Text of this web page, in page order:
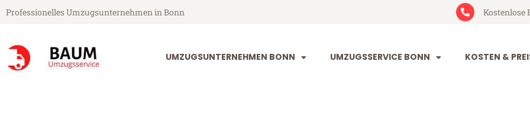
Professionelles Umzugsunternehmen in Bonn Kostenlose
UMZUGSUNTERNEHMEN BONN UMZUGSSERVICE BONN KOSTEN &